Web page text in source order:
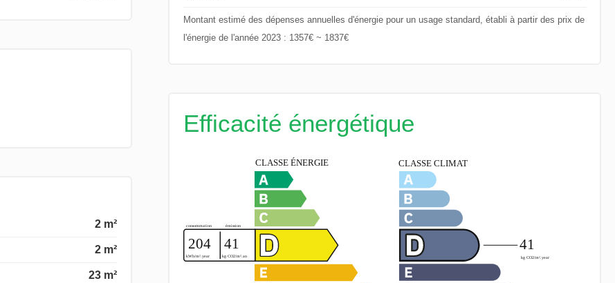
2 m²
2 m²
23 m²
Montant estimé des dépenses annuelles d'énergie pour un usage standard, établi à partir des prix de
l'énergie de l'année 2023 : 1357€ ~ 1837€
Efficacité énergétique